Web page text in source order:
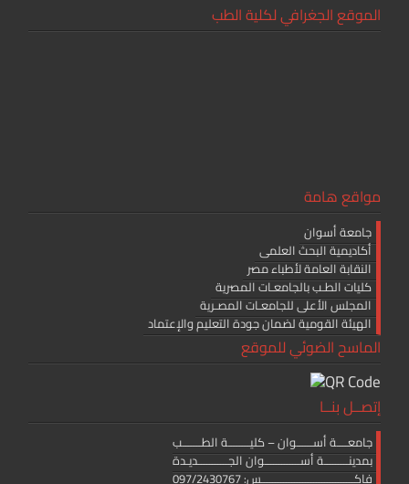
الموقع الجغرافي لكلية الطب
مواقع هامة
جامعة أسوان
أكاديمية البحث العلمى
النقابة العامة لأطباء مصر
كليات الطـب بالجامعـات المصرية
المجلس الأعلى للجامعـات المصـرية
الهيئة القومية لضمان جودة التعليم والإعتماد
الماسح الضوئي للموقع
إتصــل بنــا
جامعــــة أســــــوان – كليــــــــة الطـــــــب
بمدينـــــــــة أســـــــــــــوان الجـــــــــــديـدة
فاكــــــــــــــــــــــــــــــــــس: 097/2430767